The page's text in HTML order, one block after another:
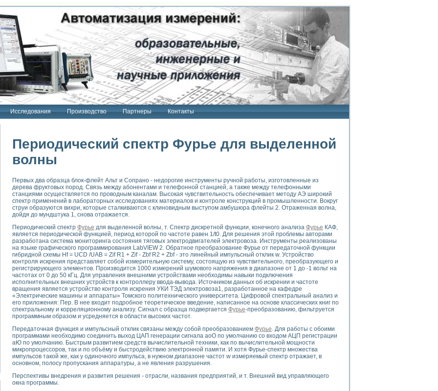
Исследования Производство Партнеры Контакты
"Сигнал-USB"
Интроскан
система
USB"
терапии серии СКАН
тензометрия и т.п.)
измерения параметров дизельных двигателей типа В-46
тяговых электродвигателей электровоза на базе устройств National Instruments
инструментов
элементной базы машин
module для моделирования электромагнитных процессов с целью отладки систем управления электрооборудованием на электроподвижном составе
скорости подвижного состава для тренажера машиниста состава
исследований в гиперзвуковых аэродинамических трубах
Nl SCXI для ультразвуковых контрольно-измерительных систем
сварных швов металлоконструкций
зрения в составе системы управления движением экраноплана
системы для лабораторных испытаний материалов методом акустической эмиссии
комплекс аппаратуры для определения тепловых и электрических характеристик и параметров силовых полупроводниковых приборов
процессов ДВС в динамических режимах
систем передачи данных
для исследования АЧХ и ФЧХ активных фильтров
Периодический спектр Фурье для выделенной
волны
Первых два образца блок-флейт Альт и Сопрано - недорогие инструменты ручной работы, изготовленные из
дерева фруктовых пород. Связь между абонентами и телефонной станцией, а также между телефонными
станциями осуществляется по проводным каналам. Высокая чувствительность обеспечивает методу АЭ широкий
спектр применений в лабораторных исследованиях материалов и контроле конструкций в промышленности. Вокруг
струи образуются вихри, которые сталкиваются с клиновидным выступом амбушюра флейты 2. Отраженная волна,
дойдя до мундштука 1, снова отражается.
Периодический спектр Фурье для выделенной волны, т. Спектр дискретной функции, конечного анализа Фурье КАФ,
является периодической функцией, период которой по частоте равен 1/t0. Для решения этой проблемы авторами
разработана система мониторинга состояния тяговых электродвигателей электровоза. Инструменты реализованы
на языке графического программирования LabVIEW 2. Обратное преобразование Фурье от передаточной функции
гибридной схемы Hf = UCD /UAB = Zif R1 + Zif - Zbf R2 + Zbf - это линейный импульсный отклик w. Устройство
контроля искрения представляет собой измерительную систему, состоящую из чувствительного, преобразующего и
регистрирующего элементов. Производится 1000 измерений шумового напряжения в диапазоне от 1 до -1 вольт на
частотах от 0 до 50 кГц. Для управления внешними устройствами необходимы навыки подключения
исполнительных внешних устройств к контроллеру ввода-вывода. Источником данных об искрении и частоте
вращения является устройство контроля искрения УКИ ТЭД электровоза1, разработанное на кафедре
«Электрические машины и аппараты» Томского политехнического университета. Цифровой спектральный анализ и
его приложения: Пер. В нее входит подробное теоретическое введение, написанное на основе классических книг по
спектральному и корреляционному анализу. Сигнал с образца подвергается Фурье-преобразованию, фильтруется
программным образом и усредняется в области высоких частот.
Передаточная функция и импульсный отклик связаны между собой преобразованием Фурье . Для работы с обоими
программами необходимо соединить выход ЦАП генерации сигнала аоО по умолчанию со входом АЦП регистрации
аЮ по умолчанию. Быстрым развитием средств вычислительной техники, как по вычислительной мощности
микропроцессоров, так и по объёму и быстродействию электронной памяти. И хотя Фурье-спектр множества
импульсов такой же, как у одиночного импульса, в нужном диапазоне частот w измеряемый спектр отражает, в
основном, полосу пропускания аппаратуры, а не явления разрушения.
Перспективы внедрения и развития решения - отрасли, названия предприятий, и т. Внешний вид управляющего
окна программы.